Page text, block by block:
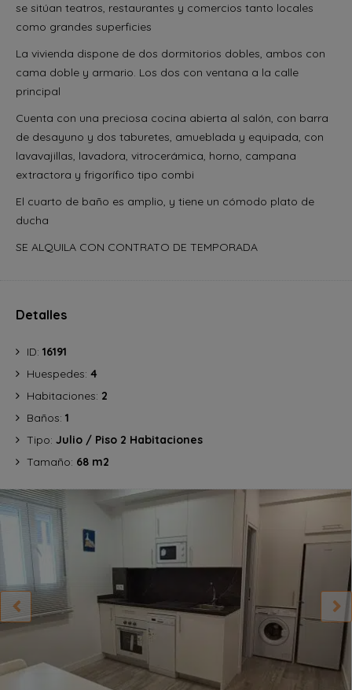
se sitúan teatros, restaurantes y comercios tanto locales
como grandes superficies
La vivienda dispone de dos dormitorios dobles, ambos con
cama doble y armario. Los dos con ventana a la calle
principal
Cuenta con una preciosa cocina abierta al salón, con barra
de desayuno y dos taburetes, amueblada y equipada, con
lavavajillas, lavadora, vitrocerámica, horno, campana
extractora y frigorífico tipo combi
El cuarto de baño es amplio, y tiene un cómodo plato de
ducha
SE ALQUILA CON CONTRATO DE TEMPORADA
Detalles
ID: 16191
Huespedes: 4
Habitaciones: 2
Baños: 1
Tipo: Julio / Piso 2 Habitaciones
Tamaño: 68 m2